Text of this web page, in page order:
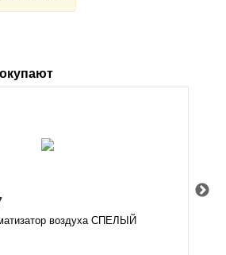
воздуха СПЕЛЫЙ